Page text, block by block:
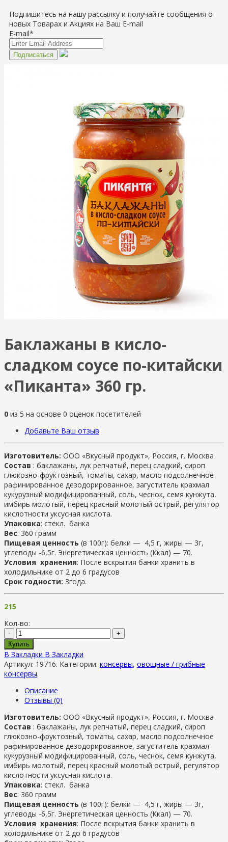
Подпишитесь на нашу рассылку и получайте сообщения о
новых Товарах и Акциях на Ваш E-mail
E-mail*
Баклажаны в кисло-
сладком соусе по-китайски
«Пиканта» 360 гр.
0 из 5 на основе 0 оценок посетителей
Добавьте Ваш отзыв
Изготовитель: ООО «Вкусный продукт», Россия, г. Москва
Состав : баклажаны, лук репчатый, перец сладкий, сироп
глюкозно-фруктозный, томаты, сахар, масло подсолнечное
рафинированное дезодорированное, загуститель крахмал
кукурузный модифицированный, соль, чеснок, семя кунжута,
имбирь молотый, перец красный молотый острый, регулятор
кислотности уксусная кислота.
Упаковка: стекл. банка
Вес: 360 грамм
Пищевая ценность (в 100г): белки — 4,5 г, жиры — 3г,
углеводы -6,5г. Энергетическая ценность (Ккал) — 70.
Условия хранения: После вскрытия банки хранить в
холодильнике от 2 до 6 градусов
Срок годности: 3года.
215
Кол-во:
-
+
Купить
В Закладки В Закладки
Артикул: 19716. Категории: консервы, овощные / грибные
консервы.
Описание
Отзывы (0)
Изготовитель: ООО «Вкусный продукт», Россия, г. Москва
Состав : баклажаны, лук репчатый, перец сладкий, сироп
глюкозно-фруктозный, томаты, сахар, масло подсолнечное
рафинированное дезодорированное, загуститель крахмал
кукурузный модифицированный, соль, чеснок, семя кунжута,
имбирь молотый, перец красный молотый острый, регулятор
кислотности уксусная кислота.
Упаковка: стекл. банка
Вес: 360 грамм
Пищевая ценность (в 100г): белки — 4,5 г, жиры — 3г,
углеводы -6,5г. Энергетическая ценность (Ккал) — 70.
Условия хранения: После вскрытия банки хранить в
холодильнике от 2 до 6 градусов